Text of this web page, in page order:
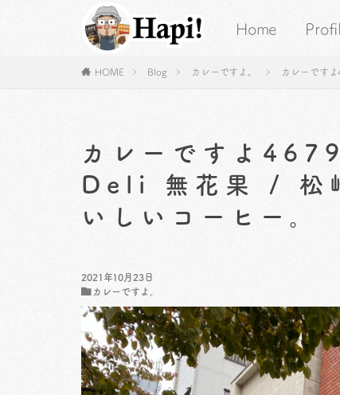
Home
HOME Blog カレーですよ。 カレーです
カレーですよ
Deli 無花果 / 松
いしいコーヒー。
2021年10月23日
カレーですよ。